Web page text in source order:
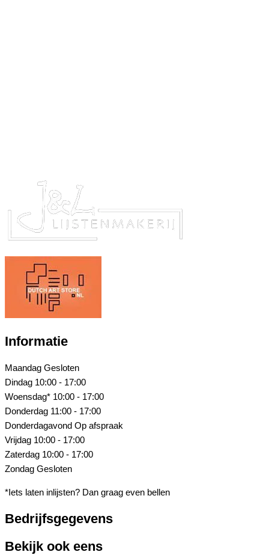
Informatie
Maandag Gesloten
Dindag 10:00 - 17:00
Woensdag* 10:00 - 17:00
Donderdag 11:00 - 17:00
Donderdagavond Op afspraak
Vrijdag 10:00 - 17:00
Zaterdag 10:00 - 17:00
Zondag Gesloten
*Iets laten inlijsten? Dan graag even bellen
Bedrijfsgegevens
Bekijk ook eens